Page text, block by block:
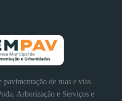
de ruas e vias
Arborização e Serviços e